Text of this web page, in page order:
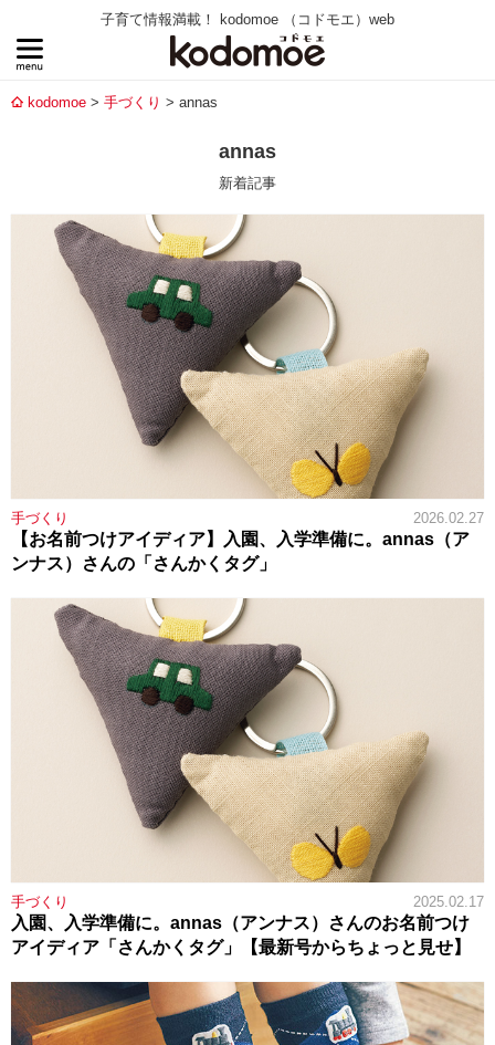
子育て情報満載！ kodomoe （コドモエ）web
kodomoe 手づくり annas
annas
新着記事
手づくり 2026.02.27
【お名前つけアイディア】入園、入学準備に。annas（ア
ンナス）さんの「さんかくタグ」
手づくり 2025.02.17
入園、入学準備に。annas（アンナス）さんのお名前つけ
アイディア「さんかくタグ」【最新号からちょっと見せ】